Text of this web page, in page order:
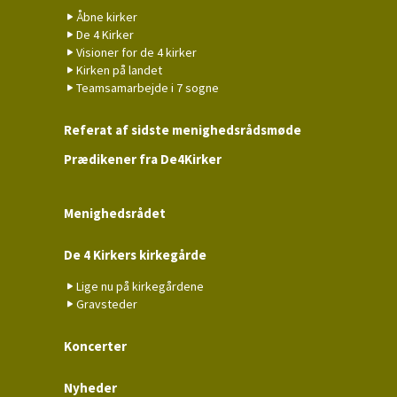
Åbne kirker
De 4 Kirker
Visioner for de 4 kirker
Kirken på landet
Teamsamarbejde i 7 sogne
Referat af sidste menighedsrådsmøde
Prædikener fra De4Kirker
Menighedsrådet
De 4 Kirkers kirkegårde
Lige nu på kirkegårdene
Gravsteder
Koncerter
Nyheder